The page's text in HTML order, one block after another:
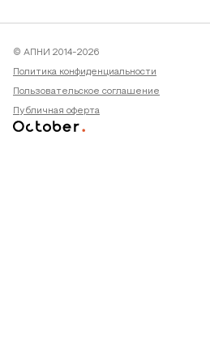
© АПНИ 2014-2026
Политика конфиденциальности
Пользовательское соглашение
Публичная оферта